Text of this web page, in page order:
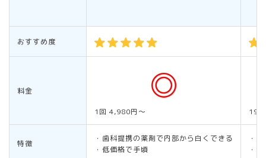
おすすめ度
料金
1回 4,980円～
特徴
・歯科提携の薬剤で内部から白くできる
・低価格で手頃
・1
・